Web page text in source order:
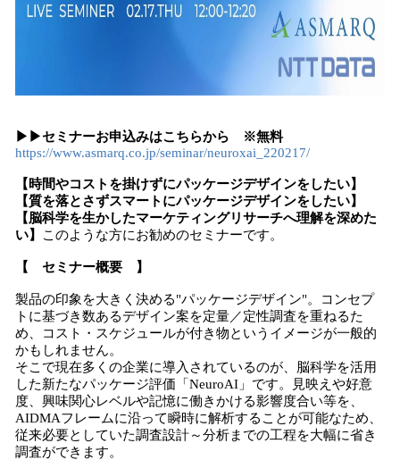
▶▶セミナーお申込みはこちらから ※無料
https://www.asmarq.co.jp/seminar/neuroxai_220217/
【時間やコストを掛けずにパッケージデザインをしたい】
【質を落とさずスマートにパッケージデザインをしたい】
【脳科学を生かしたマーケティングリサーチへ理解を深めた
い】
このような方にお勧めのセミナーです。
【 セミナー概要 】
製品の印象を大きく決める"パッケージデザイン"。コンセプ
トに基づき数あるデザイン案を定量／定性調査を重ねるた
め、コスト・スケジュールが付き物というイメージが一般的
かもしれません。
そこで現在多くの企業に導入されているのが、脳科学を活用
した新たなパッケージ評価「NeuroAI」です。見映えや好意
度、興味関心レベルや記憶に働きかける影響度合い等を、
AIDMAフレームに沿って瞬時に解析することが可能なため、
従来必要としていた調査設計～分析までの工程を大幅に省き
調査ができます。